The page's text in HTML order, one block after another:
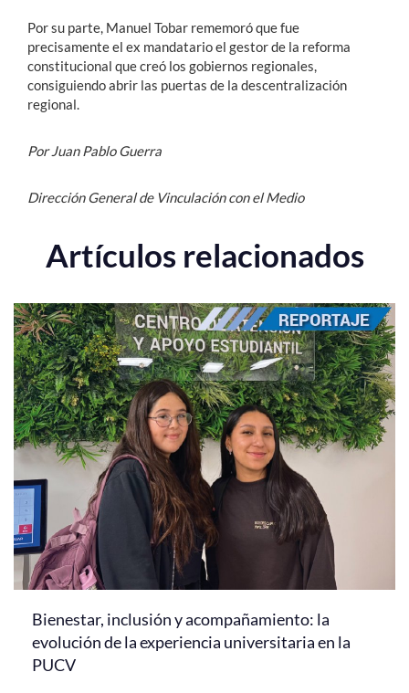
Por su parte, Manuel Tobar rememoró que fue
precisamente el ex mandatario el gestor de la reforma
constitucional que creó los gobiernos regionales,
consiguiendo abrir las puertas de la descentralización
regional.
Por Juan Pablo Guerra
Dirección General de Vinculación con el Medio
Artículos relacionados
Bienestar, inclusión y acompañamiento: la
evolución de la experiencia universitaria en la
PUCV